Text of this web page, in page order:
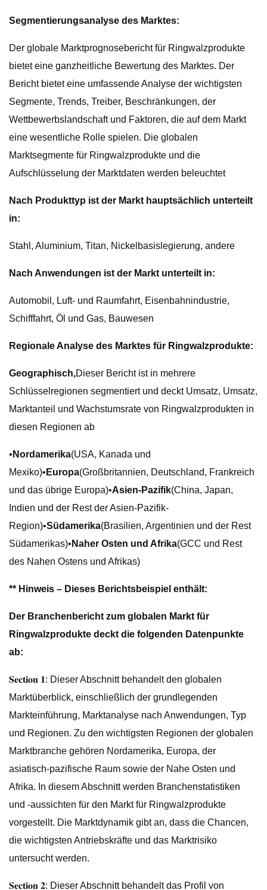
Segmentierungsanalyse des Marktes:
Der globale Marktprognosebericht für Ringwalzprodukte
bietet eine ganzheitliche Bewertung des Marktes. Der
Bericht bietet eine umfassende Analyse der wichtigsten
Segmente, Trends, Treiber, Beschränkungen, der
Wettbewerbslandschaft und Faktoren, die auf dem Markt
eine wesentliche Rolle spielen. Die globalen
Marktsegmente für Ringwalzprodukte und die
Aufschlüsselung der Marktdaten werden beleuchtet
Nach Produkttyp ist der Markt hauptsächlich unterteilt
in:
Stahl, Aluminium, Titan, Nickelbasislegierung, andere
Nach Anwendungen ist der Markt unterteilt in:
Automobil, Luft- und Raumfahrt, Eisenbahnindustrie,
Schifffahrt, Öl und Gas, Bauwesen
Regionale Analyse des Marktes für Ringwalzprodukte:
Geographisch,Dieser Bericht ist in mehrere
Schlüsselregionen segmentiert und deckt Umsatz, Umsatz,
Marktanteil und Wachstumsrate von Ringwalzprodukten in
diesen Regionen ab
• Nordamerika(USA, Kanada und
Mexiko)• Europa(Großbritannien, Deutschland, Frankreich
und das übrige Europa)•Asien-Pazifik(China, Japan,
Indien und der Rest der Asien-Pazifik-
Region)•Südamerika(Brasilien, Argentinien und der Rest
Südamerikas)• Naher Osten und Afrika(GCC und Rest
des Nahen Ostens und Afrikas)
** Hinweis – Dieses Berichtsbeispiel enthält:
Der Branchenbericht zum globalen Markt für
Ringwalzprodukte deckt die folgenden Datenpunkte
ab:
𝐒𝐞𝐜𝐭𝐢𝐨𝐧 𝟏: Dieser Abschnitt behandelt den globalen
Marktüberblick, einschließlich der grundlegenden
Markteinführung, Marktanalyse nach Anwendungen, Typ
und Regionen. Zu den wichtigsten Regionen der globalen
Marktbranche gehören Nordamerika, Europa, der
asiatisch-pazifische Raum sowie der Nahe Osten und
Afrika. In diesem Abschnitt werden Branchenstatistiken
und -aussichten für den Markt für Ringwalzprodukte
vorgestellt. Die Marktdynamik gibt an, dass die Chancen,
die wichtigsten Antriebskräfte und das Marktrisiko
untersucht werden.
𝐒𝐞𝐜𝐭𝐢𝐨𝐧 𝟐: Dieser Abschnitt behandelt das Profil von